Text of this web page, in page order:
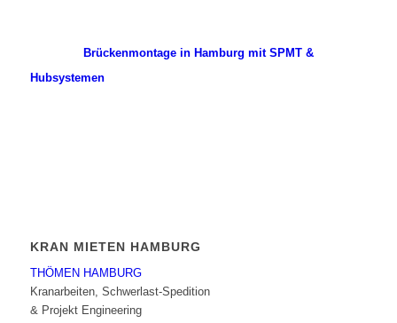
Brückenmontage in Hamburg mit SPMT &
Hubsystemen
KRAN MIETEN HAMBURG
THÖMEN HAMBURG
Kranarbeiten, Schwerlast-Spedition
& Projekt Engineering